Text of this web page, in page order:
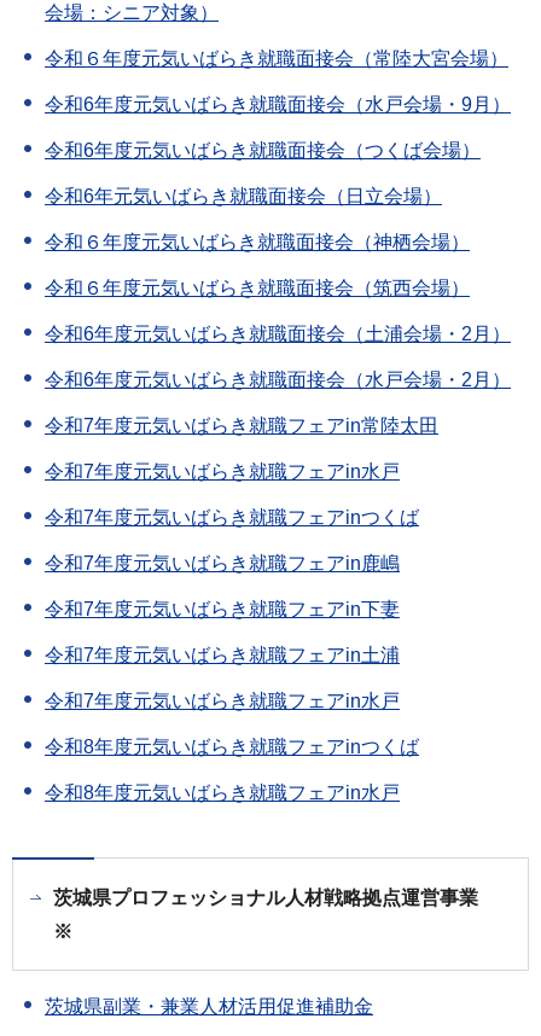
会場：シニア対象）
令和６年度元気いばらき就職面接会（常陸大宮会場）
令和6年度元気いばらき就職面接会（水戸会場・9月）
令和6年度元気いばらき就職面接会（つくば会場）
令和6年元気いばらき就職面接会（日立会場）
令和６年度元気いばらき就職面接会（神栖会場）
令和６年度元気いばらき就職面接会（筑西会場）
令和6年度元気いばらき就職面接会（土浦会場・2月）
令和6年度元気いばらき就職面接会（水戸会場・2月）
令和7年度元気いばらき就職フェアin常陸太田
令和7年度元気いばらき就職フェアin水戸
令和7年度元気いばらき就職フェアinつくば
令和7年度元気いばらき就職フェアin鹿嶋
令和7年度元気いばらき就職フェアin下妻
令和7年度元気いばらき就職フェアin土浦
令和7年度元気いばらき就職フェアin水戸
令和8年度元気いばらき就職フェアinつくば
令和8年度元気いばらき就職フェアin水戸
茨城県プロフェッショナル人材戦略拠点運営事業
※
茨城県副業・兼業人材活用促進補助金